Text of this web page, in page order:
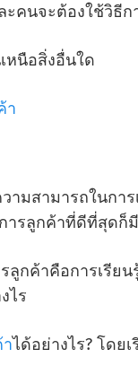
คนจะต้องใช้วิธี
หนือสิ่งอื่นใด
า
ามสามารถในกา
รลูกค้าที่ดีที่สุดก็
กค้าคือการเรียน
ไร
ได้อย่างไร? โดย